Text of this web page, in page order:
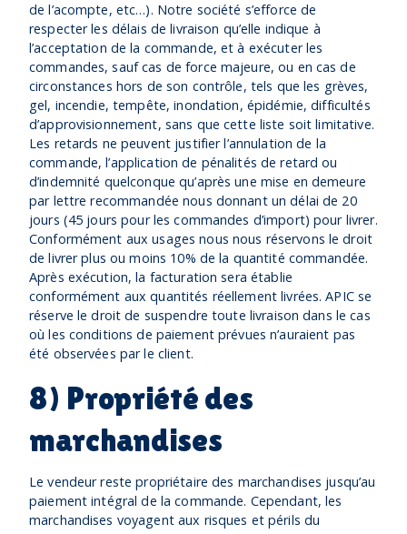
de l’acompte, etc…). Notre société s’efforce de
respecter les délais de livraison qu’elle indique à
l’acceptation de la commande, et à exécuter les
commandes, sauf cas de force majeure, ou en cas de
circonstances hors de son contrôle, tels que les grèves,
gel, incendie, tempête, inondation, épidémie, difficultés
d’approvisionnement, sans que cette liste soit limitative.
Les retards ne peuvent justifier l’annulation de la
commande, l’application de pénalités de retard ou
d’indemnité quelconque qu’après une mise en demeure
par lettre recommandée nous donnant un délai de 20
jours (45 jours pour les commandes d’import) pour livrer.
Conformément aux usages nous nous réservons le droit
de livrer plus ou moins 10% de la quantité commandée.
Après exécution, la facturation sera établie
conformément aux quantités réellement livrées. APIC se
réserve le droit de suspendre toute livraison dans le cas
où les conditions de paiement prévues n’auraient pas
été observées par le client.
8) Propriété des
marchandises
Le vendeur reste propriétaire des marchandises jusqu’au
paiement intégral de la commande. Cependant, les
marchandises voyagent aux risques et périls du